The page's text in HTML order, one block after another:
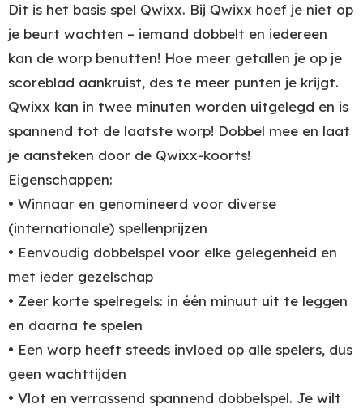
Dit is het basis spel Qwixx. Bij Qwixx hoef je niet op
je beurt wachten – iemand dobbelt en iedereen
kan de worp benutten! Hoe meer getallen je op je
scoreblad aankruist, des te meer punten je krijgt.
Qwixx kan in twee minuten worden uitgelegd en is
spannend tot de laatste worp! Dobbel mee en laat
je aansteken door de Qwixx-koorts!
Eigenschappen:
• Winnaar en genomineerd voor diverse
(internationale) spellenprijzen
• Eenvoudig dobbelspel voor elke gelegenheid en
met ieder gezelschap
• Zeer korte spelregels: in één minuut uit te leggen
en daarna te spelen
• Een worp heeft steeds invloed op alle spelers, dus
geen wachttijden
• Vlot en verrassend spannend dobbelspel. Je wilt